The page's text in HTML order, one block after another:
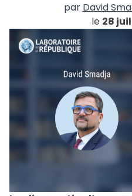
par David
le 28